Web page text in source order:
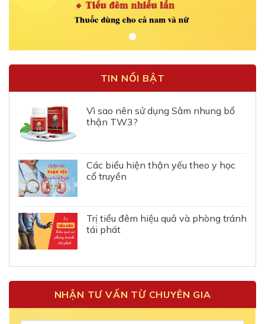
TIN NỔI BẬT
Vì sao nên sử dụng Sâm nhung bổ
thận TW3?
Các biểu hiện thận yếu theo y học
cổ truyền
Trị tiểu đêm hiệu quả và phòng tránh
tái phát
NHẬN TƯ VẤN TỪ CHUYÊN GIA